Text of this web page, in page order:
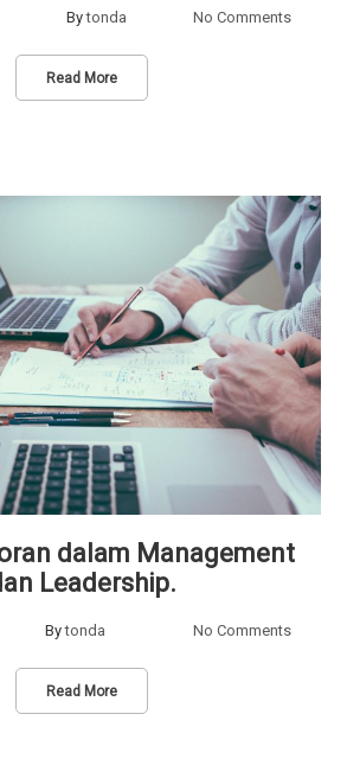
Bytonda No Comments
Read More
dalam Management
Leadership.
Bytonda No Comments
Read More